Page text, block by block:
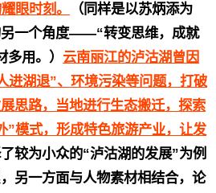
眼时刻。
（同样是以苏炳添为
一个角度——“转变思维，成就
用。） 云南丽江的泸沽湖曾因
进湖退”、环境污染等问题，打破
思路，当地进行生态搬迁，探索
”模式，形成特色旅游产业，让发
了较为小众的“泸沽湖的发展”为例
另一方面与人物素材相结合，论